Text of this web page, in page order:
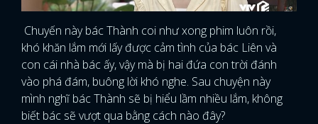
Chuyến này bác Thành coi như xong phim luôn rồi,
khó khăn lắm mới lấy được cảm tình của bác Liên và
con cái nhà bác ấy, vậy mà bị hai đứa con trời đánh
vào phá đám, buông lời khó nghe. Sau chuyện này
mình nghĩ bác Thành sẽ bị hiểu lầm nhiều lắm, không
biết bác sẽ vượt qua bằng cách nào đây?